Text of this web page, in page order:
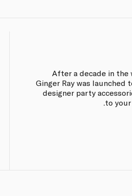
After a decade in the
Ginger Ray was
designer party
to your